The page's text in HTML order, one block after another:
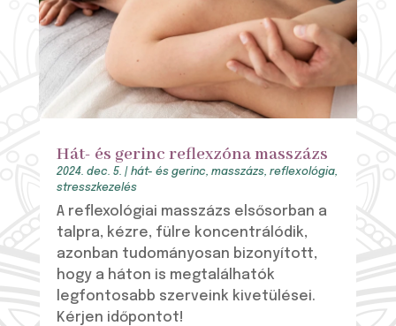
Hát- és gerinc reflexzóna masszázs
2024. dec. 5. | hát- és gerinc, masszázs, reflexológia,
stresszkezelés
A reflexológiai masszázs elsősorban a
talpra, kézre, fülre koncentrálódik,
azonban tudományosan bizonyított,
hogy a háton is megtalálhatók
legfontosabb szerveink kivetülései.
Kérjen időpontot!